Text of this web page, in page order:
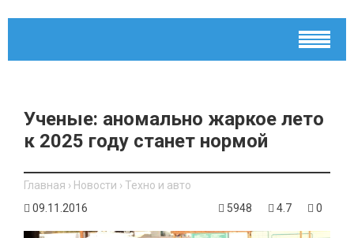
Ученые: аномально жаркое лето
к 2025 году станет нормой
Главная › Новости › Техно и авто
09.11.2016
5948 4.7 0